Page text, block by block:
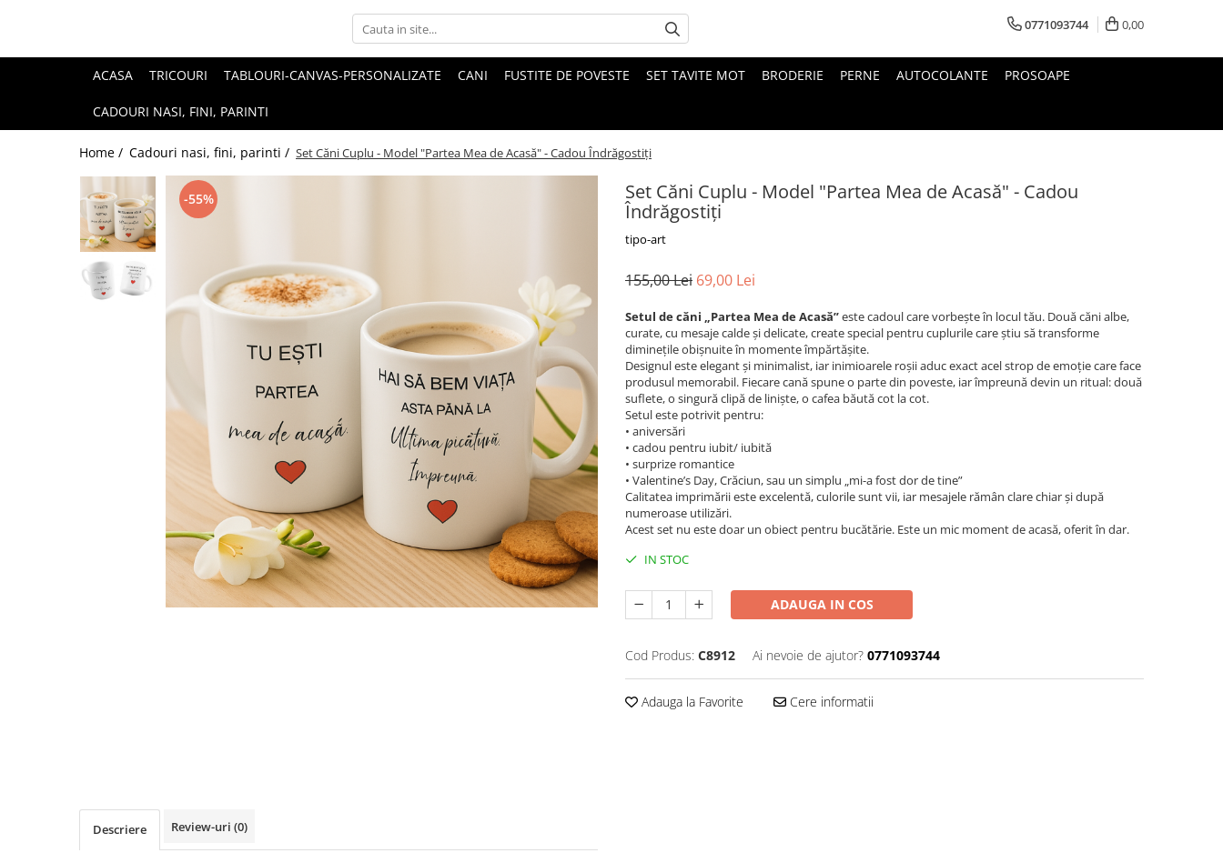
0771093744 0,00
ACASA TRICOURI TABLOURI-CANVAS-PERSONALIZATE CANI FUSTITE DE POVESTE SET TAVITE MOT BRODERIE PERNE AUTOCOLANTE PROSOAPE
CADOURI NASI, FINI, PARINTI
Home / Cadouri nasi, fini, parinti / Set Căni Cuplu - Model "Partea Mea de Acasă" - Cadou Îndrăgostiți
Set Căni Cuplu - Model "Partea Mea de Acasă" - Cadou
Îndrăgostiți
tipo-art
-55%
155,00 Lei 69,00 Lei
Setul de căni „Partea Mea de Acasă”este cadoul care vorbește în locul tău. Două căni albe,
curate, cu mesaje calde și delicate, create special pentru cuplurile care știu să transforme
diminețile obișnuite în momente împărtășite.
Designul este elegant și minimalist, iar inimioarele roșii aduc exact acel strop de emoție care face
produsul memorabil. Fiecare cană spune o parte din poveste, iar împreună devin un ritual: două
suflete, o singură clipă de liniște, o cafea băută cot la cot.
Setul este potrivit pentru:
• aniversări
• cadou pentru iubit/ iubită
• surprize romantice
• Valentine’s Day, Crăciun, sau un simplu „mi-a fost dor de tine”
Calitatea imprimării este excelentă, culorile sunt vii, iar mesajele rămân clare chiar și după
numeroase utilizări.
Acest set nu este doar un obiect pentru bucătărie. Este un mic moment de acasă, oferit în dar.
IN STOC
ADAUGA IN COS
Cod Produs: C8912 Ai nevoie de ajutor? 0771093744
Adauga la Favorite Cere informatii
Descriere Review-uri (0)